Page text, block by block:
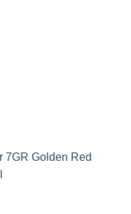
7GR Golden Red